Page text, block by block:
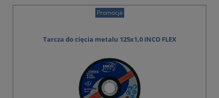
Tarcza do cięcia metalu 125x1,0 INCO FLEX
Promocja